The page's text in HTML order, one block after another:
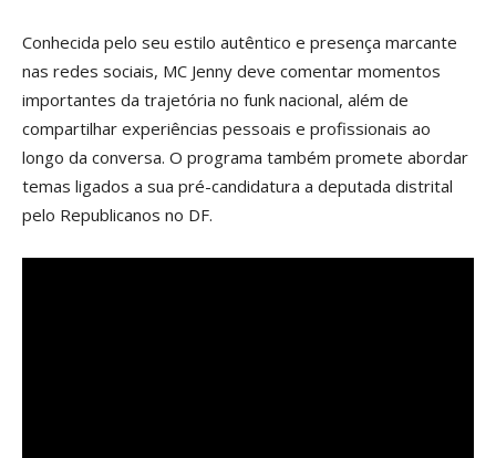
Conhecida pelo seu estilo autêntico e presença marcante
nas redes sociais, MC Jenny deve comentar momentos
importantes da trajetória no funk nacional, além de
compartilhar experiências pessoais e profissionais ao
longo da conversa. O programa também promete abordar
temas ligados a sua pré-candidatura a deputada distrital
pelo Republicanos no DF.